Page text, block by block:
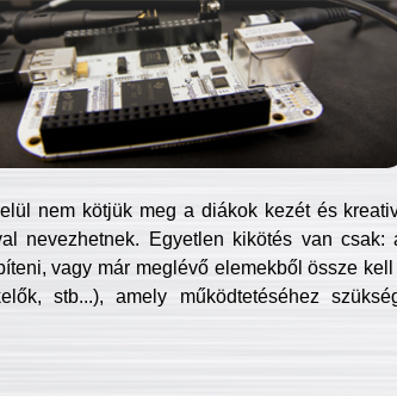
nem kötjük meg a diákok kezét és
nevezhetnek. Egyetlen kikötés van
vagy már meglévő elemekből össze
stb...), amely működtetéséhez